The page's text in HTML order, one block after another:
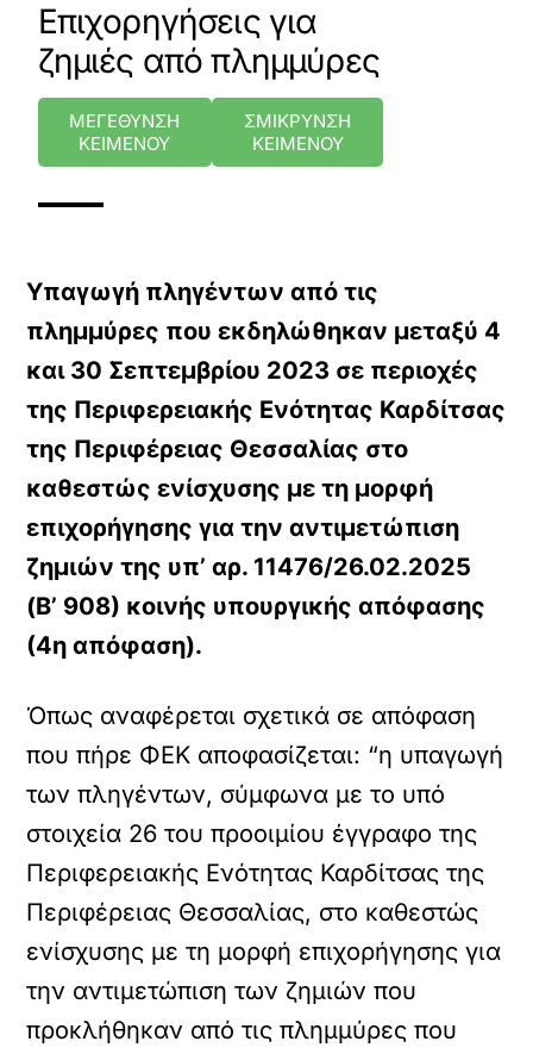
Eπιχορηγήσεις για
ζημιές από πλημμύρες
ΜΕΓΕΘΥΝΣΗ
ΚΕΙΜΕΝΟΥ
ΣΜΙΚΡΥΝΣΗ
ΚΕΙΜΕΝΟΥ
Υπαγωγή πληγέντων από τις
πλημμύρες που εκδηλώθηκαν μεταξύ 4
και 30 Σεπτεμβρίου 2023 σε περιοχές
της Περιφερειακής Ενότητας Καρδίτσας
της Περιφέρειας Θεσσαλίας στο
καθεστώς ενίσχυσης με τη μορφή
επιχορήγησης για την αντιμετώπιση
ζημιών της υπ’ αρ. 11476/26.02.2025
(Β’ 908) κοινής υπουργικής απόφασης
(4η απόφαση).
Όπως αναφέρεται σχετικά σε απόφαση
που πήρε ΦΕΚ αποφασίζεται: “η υπαγωγή
των πληγέντων, σύμφωνα με το υπό
στοιχεία 26 του προοιμίου έγγραφο της
Περιφερειακής Ενότητας Καρδίτσας της
Περιφέρειας Θεσσαλίας, στο καθεστώς
ενίσχυσης με τη μορφή επιχορήγησης για
την αντιμετώπιση των ζημιών που
προκλήθηκαν από τις πλημμύρες που